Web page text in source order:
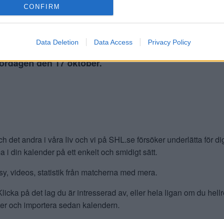
CONFIRM
Data Deletion Data Access Privacy Policy
den 17 oktober.
det andra i våra liv och vi på SHL.se försöker underlätta för
i din kalender på ett enkelt och smidigt sätt.
videos, statistik från matcherna med mera.
på det lag du är intresserad av, eller hela ligan om du
och importera sedan kalendern.